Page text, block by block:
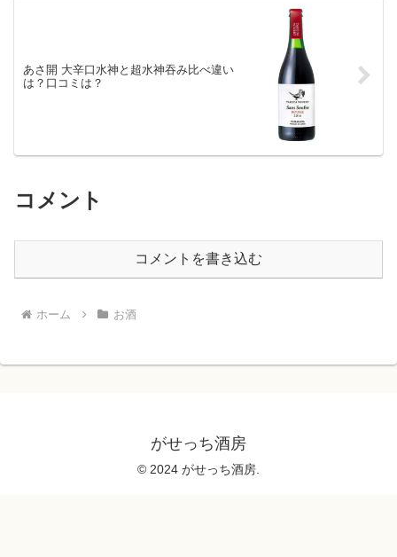
あさ開 大辛口水神と超水神吞み比べ違い
は？口コミは？
コメント
コメントを書き込む
ホーム お酒
がせっち酒房
© 2024 がせっち酒房.